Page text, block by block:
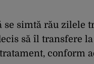
se simtă rău zilele
să îl transfere
conform